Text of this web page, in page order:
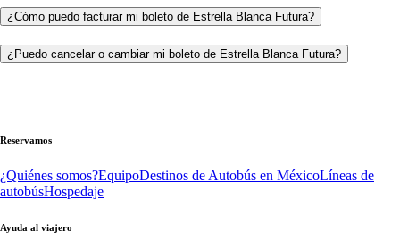
¿Cómo puedo facturar mi boleto de Estrella Blanca Futura?
¿Puedo cancelar o cambiar mi boleto de Estrella Blanca Futura?
Reservamos
¿Quiénes somos?EquipoDestinos de Autobús en MéxicoLíneas de
autobúsHospedaje
Ayuda al viajero